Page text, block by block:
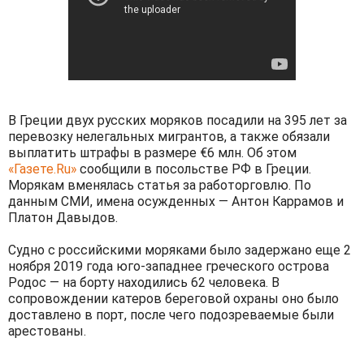
В Греции двух русских моряков посадили на 395 лет за
перевозку нелегальных мигрантов, а также обязали
выплатить штрафы в размере €6 млн. Об этом
«Газете.Ru» сообщили в посольстве РФ в Греции.
Морякам вменялась статья за работорговлю. По
данным СМИ, имена осужденных — Антон Каррамов и
Платон Давыдов.
Судно с российскими моряками было задержано еще 2
ноября 2019 года юго-западнее греческого острова
Родос — на борту находились 62 человека. В
сопровождении катеров береговой охраны оно было
доставлено в порт, после чего подозреваемые были
арестованы.